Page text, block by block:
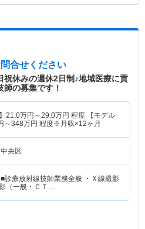
合せください
祝休みの週休2日制♪地域医療に貢
の募集です！
21.0万円～29.0万円 程度 【モデル
～348万円 程度※月収×12ヶ月
央区
■診療放射線技師業務全般 ・Ｘ線撮影
（一般・ＣＴ…